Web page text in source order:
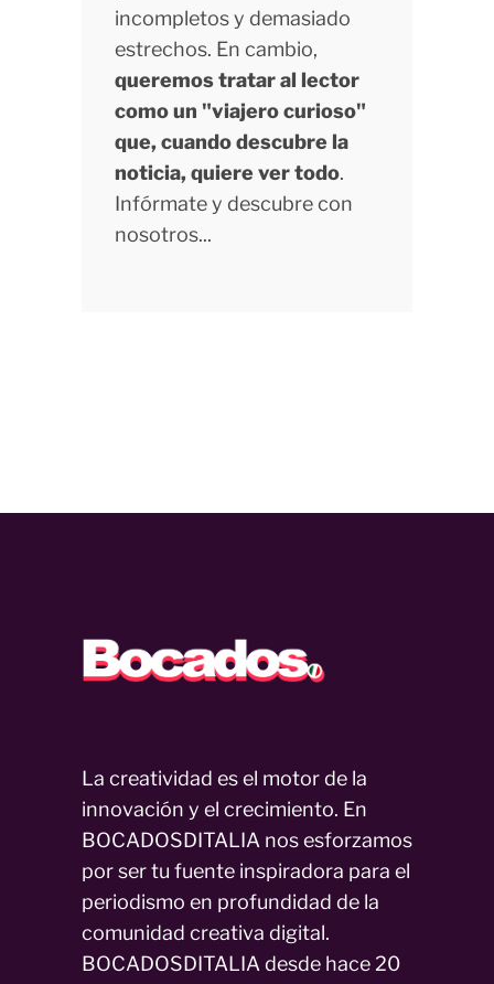
incompletos y demasiado
estrechos. En cambio,
queremos tratar al lector
como un "viajero curioso"
que, cuando descubre la
noticia, quiere ver todo.
Infórmate y descubre con
nosotros...
La creatividad es el motor de la
innovación y el crecimiento. En
BOCADOSDITALIA nos esforzamos
por ser tu fuente inspiradora para el
periodismo en profundidad de la
comunidad creativa digital.
BOCADOSDITALIA desde hace 20